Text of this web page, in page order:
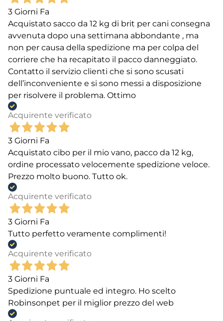
3 Giorni Fa
Acquistato sacco da 12 kg di brit per cani consegna
avvenuta dopo una settimana abbondante , ma
non per causa della spedizione ma per colpa del
corriere che ha recapitato il pacco danneggiato.
Contatto il servizio clienti che si sono scusati
dell’inconveniente e si sono messi a disposizione
per risolvere il problema. Ottimo
Acquirente verificato
3 Giorni Fa
Acquistato cibo per il mio vano, pacco da 12 kg,
ordine processato velocemente spedizione veloce.
Prezzo molto buono. Tutto ok.
Acquirente verificato
3 Giorni Fa
Tutto perfetto veramente complimenti!
Acquirente verificato
3 Giorni Fa
Spedizione puntuale ed integro. Ho scelto
Robinsonpet per il miglior prezzo del web